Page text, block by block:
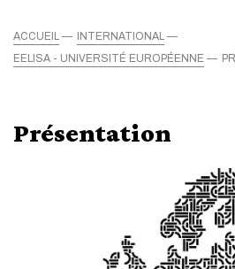
ACCUEIL
INTERNATIONAL
EELISA - UNIVERSITÉ EUROPÉENNE
Présentation